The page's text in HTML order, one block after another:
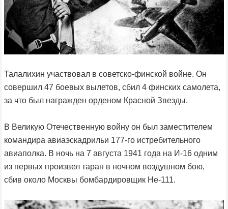
Талалихин участвовал в советско-финской войне. Он
совершил 47 боевых вылетов, сбил 4 финских самолета,
за что был награжден орденом Красной Звезды.
В Великую Отечественную войну он был заместителем
командира авиаэскадрильи 177-го истребительного
авиаполка. В ночь на 7 августа 1941 года на И-16 одним
из первых произвел таран в ночном воздушном бою,
сбив около Москвы бомбардировщик He-111.